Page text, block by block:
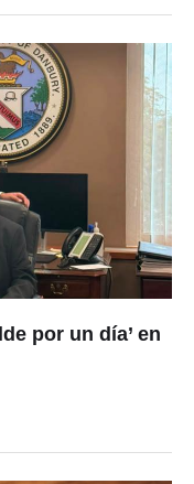
por un día’ en